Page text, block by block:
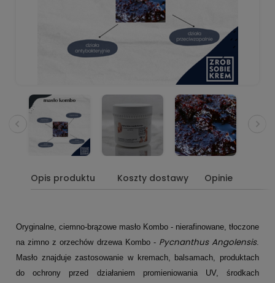
Opis produktu Koszty dostawy Opinie
Oryginalne, ciemno-brązowe masło Kombo - nierafinowane, tłoczone
na zimno z orzechów drzewa Kombo - Pycnanthus Angolensis.
Masło znajduje zastosowanie w kremach, balsamach, produktach
do ochrony przed działaniem promieniowania UV, środkach